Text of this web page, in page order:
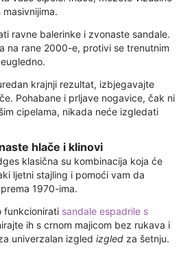
ravne balerinke i zvonaste sandale.
na rane 2000-e, protivi se trenutnim
krajnji rezultat, izbjegavajte
Pohabane i prljave nogavice, čak ni
cipelama, nikada neće izgledati
hlače i klinovi
klasična su kombinacija koja će
ljetni stajling i pomoći vam da
1970-ima.
funkcionirati sandale espadrile s
ih s crnom majicom bez rukava i
univerzalan izgled izgled za šetnju.